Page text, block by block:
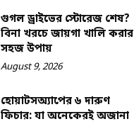
গুগল ড্রাইভের স্টোরেজ শেষ?
বিনা খরচে জায়গা খালি করার
সহজ উপায়
August 9, 2026
হোয়াটসঅ্যাপের ৬ দারুণ
ফিচার: যা অনেকেরই অজানা